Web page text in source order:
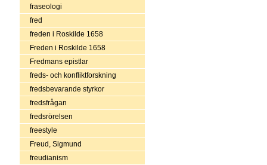
fraseologi
fred
freden i Roskilde 1658
Freden i Roskilde 1658
Fredmans epistlar
freds- och konfliktforskning
fredsbevarande styrkor
fredsfrågan
fredsrörelsen
freestyle
Freud, Sigmund
freudianism